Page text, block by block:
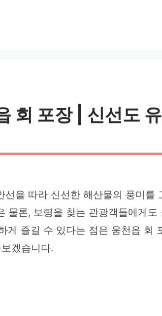
회 포장 | 신선도
을 따라 신선한 해산물의 풍미
물론, 보령을 찾는 관광객들에게
게 즐길 수 있다는 점은 웅천읍
겠습니다.